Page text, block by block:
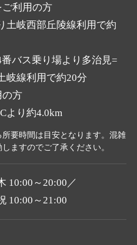
利用の方
土岐西部丘陵線利用で約
バス乗り場より多治見=
岐線利用で約20分
の方
より約4.0km
要時間は目安となります。混雑
ますのでご了承ください。
10:00～20:00／
10:00～21:00